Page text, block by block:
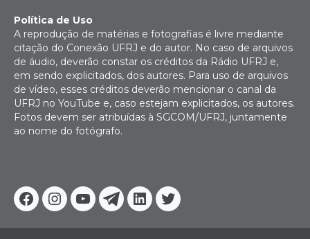
Facebook
Instagram
YoutubeTelegram
Linkedin
Twitter
Política de Uso
A reprodução de matérias e fotografias é livre mediante
citação do Conexão UFRJ e do autor. No caso de arquivos
de áudio, deverão constar os créditos da Rádio UFRJ e,
em sendo explicitados, dos autores. Para uso de arquivos
de vídeo, esses créditos deverão mencionar o canal da
UFRJ no YouTube e, caso estejam explicitados, os autores.
Fotos devem ser atribuídas à SGCOM/UFRJ, juntamente
ao nome do fotógrafo.